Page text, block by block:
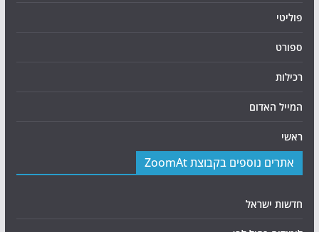
פוליטי
ספורט
רכילות
המייל האדום
ראשי
אתרים נוספים בקבוצת ZoomAt
חדשות ישראל